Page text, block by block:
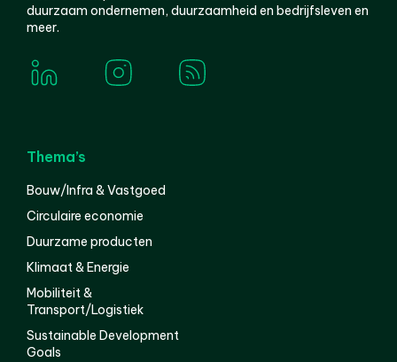
duurzaam ondernemen, duurzaamheid en bedrijfsleven en
meer.
Thema’s
Bouw/Infra & Vastgoed
Circulaire economie
Duurzame producten
Klimaat & Energie
Mobiliteit &
Transport/Logistiek
Sustainable Development
Goals